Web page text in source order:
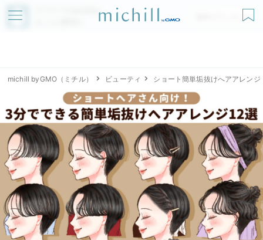
アプリでmichillが
無料ダウンロード
michill byGMO（ミチル） ビューティ ショート簡単垢抜けへアアレンジ